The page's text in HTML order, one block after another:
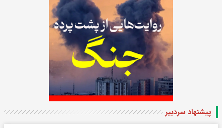
پیشنهاد سردبیر